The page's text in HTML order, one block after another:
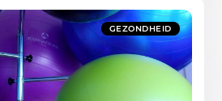
GEZONDHEID